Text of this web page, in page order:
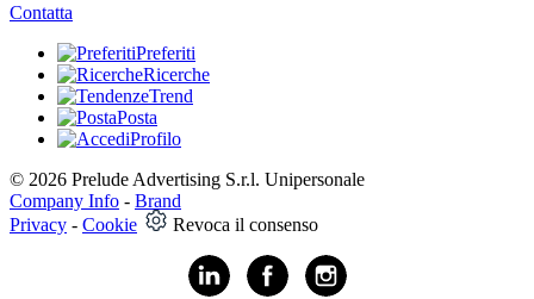
Contatta
Preferiti
Ricerche
Trend
Posta
Profilo
© 2026 Prelude Advertising S.r.l. Unipersonale
Company Info - Brand
Privacy - Cookie Revoca il consenso